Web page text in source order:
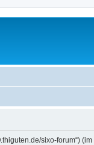
sixo-forum“)